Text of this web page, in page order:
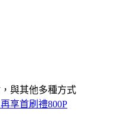
與其他多種方式
享首刷禮800P